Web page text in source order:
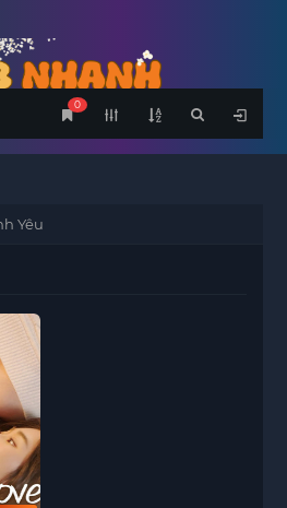
0
Yêu